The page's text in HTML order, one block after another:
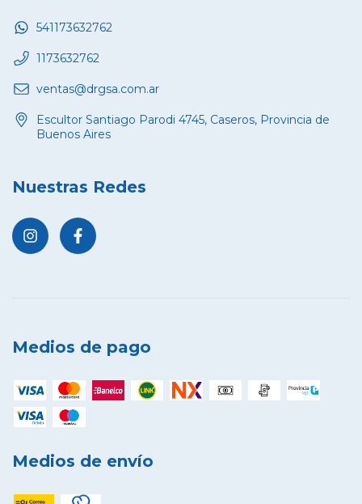
541173632762
1173632762
ventas@drgsa.com.ar
Escultor Santiago Parodi 4745, Caseros, Provincia de
Buenos Aires
Nuestras Redes
Medios de pago
Medios de envío